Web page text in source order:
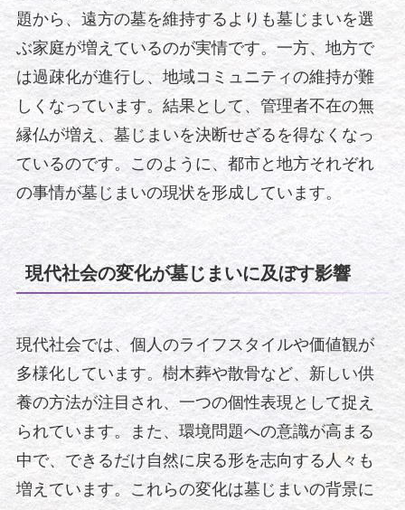
題から、遠方の墓を維持するよりも墓じまいを選
ぶ家庭が増えているのが実情です。一方、地方で
は過疎化が進行し、地域コミュニティの維持が難
しくなっています。結果として、管理者不在の無
縁仏が増え、墓じまいを決断せざるを得なくなっ
ているのです。このように、都市と地方それぞれ
の事情が墓じまいの現状を形成しています。
現代社会の変化が墓じまいに及ぼす影響
現代社会では、個人のライフスタイルや価値観が
多様化しています。樹木葬や散骨など、新しい供
養の方法が注目され、一つの個性表現として捉え
られています。また、環境問題への意識が高まる
中で、できるだけ自然に戻る形を志向する人々も
増えています。これらの変化は墓じまいの背景に